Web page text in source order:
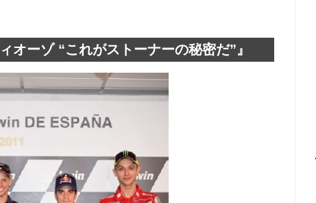
オーゾ “これがストーナーの秘密だ”』